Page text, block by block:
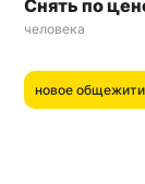
Снять по
человека
новое